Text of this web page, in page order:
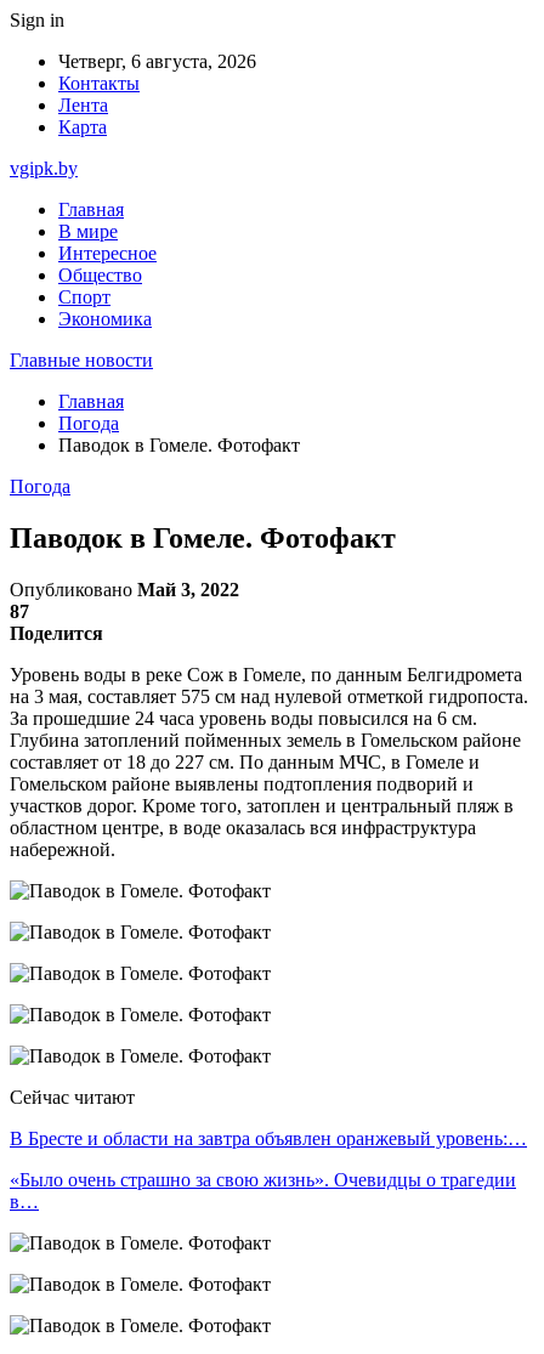
Sign in
Четверг, 6 августа, 2026
Контакты
Лента
Карта
vgipk.by
Главная
В мире
Интересное
Общество
Спорт
Экономика
Главные новости
Главная
Погода
Паводок в Гомеле. Фотофакт
Погода
Паводок в Гомеле. Фотофакт
Опубликовано Май 3, 2022
87
Поделится
Уровень воды в реке Сож в Гомеле, по данным Белгидромета
на 3 мая, составляет 575 см над нулевой отметкой гидропоста.
За прошедшие 24 часа уровень воды повысился на 6 см.
Глубина затоплений пойменных земель в Гомельском районе
составляет от 18 до 227 см. По данным МЧС, в Гомеле и
Гомельском районе выявлены подтопления подворий и
участков дорог. Кроме того, затоплен и центральный пляж в
областном центре, в воде оказалась вся инфраструктура
набережной.
Сейчас читают
В Бресте и области на завтра объявлен оранжевый уровень:…
«Было очень страшно за свою жизнь». Очевидцы о трагедии
в…